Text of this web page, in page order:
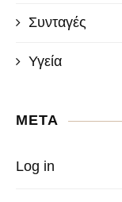
Συνταγές
Υγεία
META
Log in